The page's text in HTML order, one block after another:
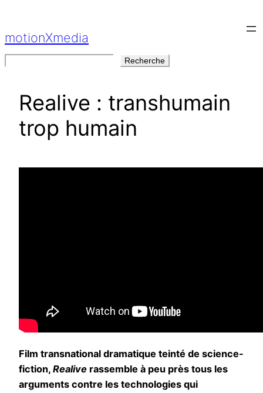
contenu
motionXmedia
Recherche
Realive : transhumain
trop humain
Film transnational dramatique teinté de science-
fiction, Realive rassemble à peu près tous les
arguments contre les technologies qui